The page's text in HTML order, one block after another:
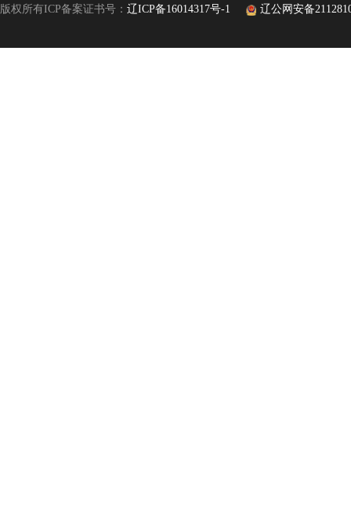
版权所有ICP备案证书号： 辽ICP备16014317号-1 辽公网安备